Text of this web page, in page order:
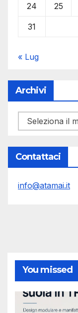
24 25
31
« Lug
Archivi
Archivi
Contattaci
info@atamai.it
You missed